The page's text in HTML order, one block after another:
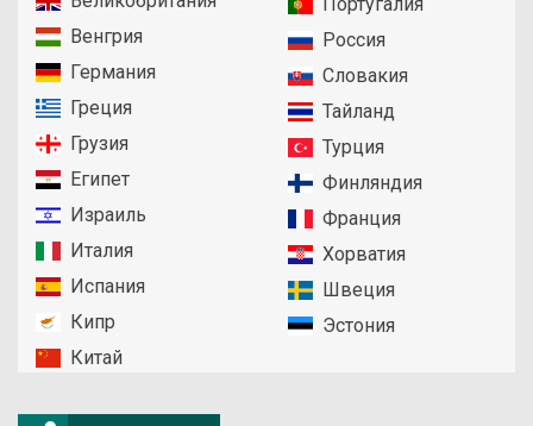
Венгрия
Германия
Греция
Грузия
Египет
Израиль
Италия
Испания
Кипр
Китай
Россия
Словакия
Тайланд
Турция
Финляндия
Франция
Хорватия
Швеция
Эстония